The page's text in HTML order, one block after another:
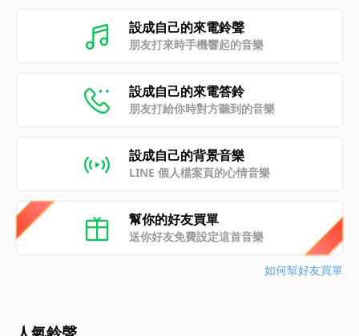
設成自己的來電鈴聲
朋友打來時手機響起的音樂
設成自己的來電答鈴
朋友打給你時對方聽到的音樂
設成自己的背景音樂
LINE 個人檔案頁的心情音樂
幫你的好友買單
送你好友免費設定這首音樂
如何幫好友買單